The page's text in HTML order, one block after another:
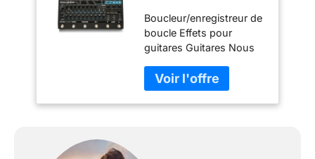
Effet pour guitare
Boucleur/enregistreur de
boucle Effets pour
guitares Guitares Nous
combinaison équilibrée
de finitions soignées et
de matériaux